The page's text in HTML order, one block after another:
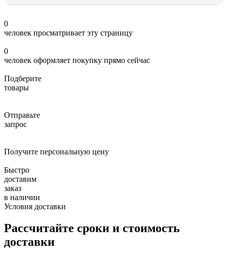
0
человек просматривает эту страницу
0
человек оформляет покупку прямо сейчас
Подберите
товары
Отправьте
запрос
Получите персональную цену
Быстро
доставим
заказ
в наличии
Условия доставки
Рассчитайте сроки и стоимость
доставки